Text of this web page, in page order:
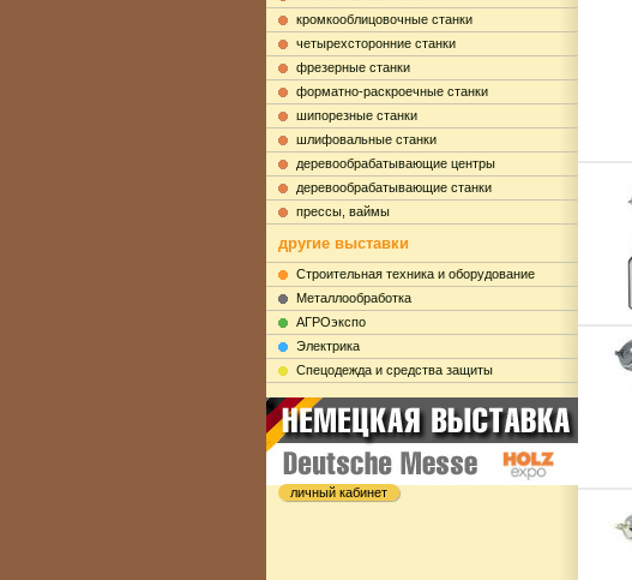
кромкооблицовочные станки
четырехсторонние станки
фрезерные станки
форматно-раскроечные станки
шипорезные станки
шлифовальные станки
деревообрабатывающие центры
деревообрабатывающие станки
прессы, ваймы
другие выставки
Строительная техника и оборудование
Металлообработка
АГРОэкспо
Электрика
Cпецодежда и средства защиты
личный кабинет